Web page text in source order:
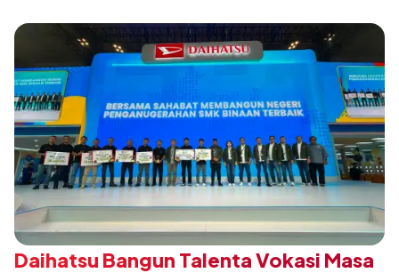
Daihatsu Bangun Talenta Vokasi Masa